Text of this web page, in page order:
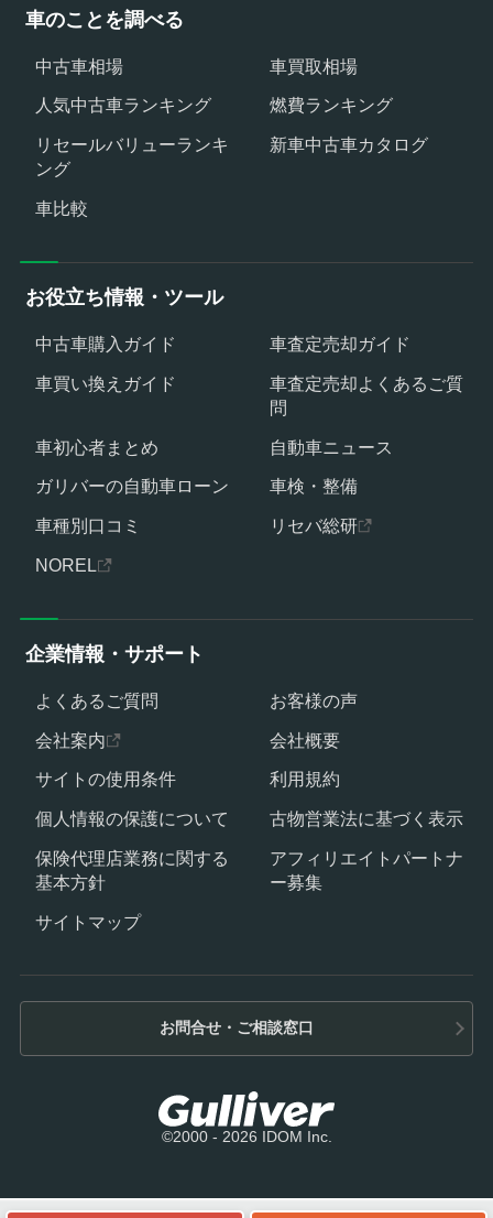
車のことを調べる
中古車相場
車買取相場
人気中古車ランキング
燃費ランキング
リセールバリューランキ
ング
新車中古車カタログ
車比較
お役立ち情報・ツール
中古車購入ガイド
車査定売却ガイド
車買い換えガイド
車査定売却よくあるご質
問
車初心者まとめ
自動車ニュース
ガリバーの自動車ローン
車検・整備
車種別口コミ
リセバ総研
NOREL
お問合せ・ご相談窓口
©2000 - 2026 IDOM Inc.
企業情報・サポート
よくあるご質問
お客様の声
会社案内
会社概要
サイトの使用条件
利用規約
個人情報の保護について
古物営業法に基づく表示
保険代理店業務に関する
基本方針
アフィリエイトパートナ
ー募集
サイトマップ